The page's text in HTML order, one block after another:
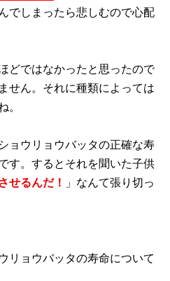
でしまったら悲しむので心配
どではなかったと思ったので
せん。それに種類によっては
。
ョウリョウバッタの正確な寿
す。するとそれを聞いた子供
せるんだ！
」なんて張り切っ
リョウバッタの寿命について